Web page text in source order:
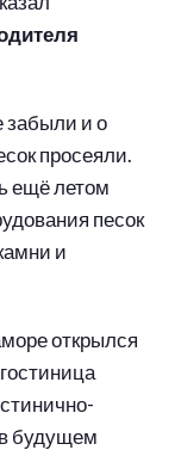
забыли и о
просеяли.
ещё летом
песок
и
открылся
в будущем